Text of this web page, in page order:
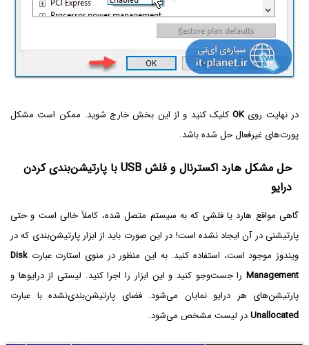
در نهایت رویOKکلیک کنید و از این بخش خارج شوید. ممکن است مشکل
پورت‌های غیرفعال حل شده باشد.
حل مشکل هارد اکسترنال و فلش USB با پارتیشن‌بندی کردن
درایو
گاهی مواقع هارد یا فلشی که به سیستم متصل شده، کاملاً خالی است و حتی
پارتیشنی در آن ایجاد نشده است! در این صورت باید از ابزار پارتیشن‌بندی که در
ویندوز موجود است، استفاده کنید. به این منظور در منوی استارت عبارت Disk
Management‌ را جست‌وجو کنید و این ابزار را اجرا کنید. لیستی از درایوها و
پارتیشن‌های هر درایو نمایان می‌شود. فضای پارتیشن‌بندی‌نشده با عبارت
Unallocatedدر لیست مشخص می‌شود.